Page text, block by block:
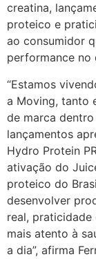
creatina,
proteico e
ao consumidor
performance no
“Estamos
a Moving, tanto
de marca
lançamentos
Hydro Protein
ativação do
proteico do
desenvolver
real, praticidade
mais atento à
a dia”, afirma